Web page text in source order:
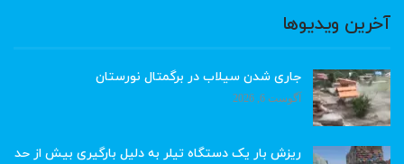
آخرین ویدیوها
جاری شدن سیلاب در برگمتال نورستان
آگوست 6, 2026
ریزش بار یک دستگاه تیلر به دلیل بارگیری بیش از حد